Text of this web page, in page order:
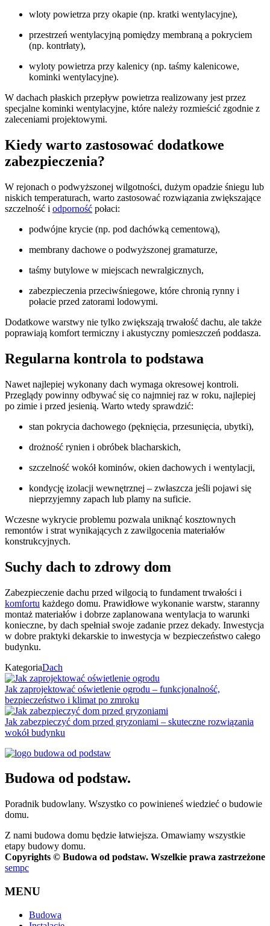
wloty powietrza przy okapie (np. kratki wentylacyjne),
przestrzeń wentylacyjną pomiędzy membraną a pokryciem
(np. kontrłaty),
wyloty powietrza przy kalenicy (np. taśmy kalenicowe,
kominki wentylacyjne).
W dachach płaskich przepływ powietrza realizowany jest przez
specjalne kominki wentylacyjne, które należy rozmieścić zgodnie z
zaleceniami projektowymi.
Kiedy warto zastosować dodatkowe
zabezpieczenia?
W rejonach o podwyższonej wilgotności, dużym opadzie śniegu lub
niskich temperaturach, warto zastosować rozwiązania zwiększające
szczelność i odporność połaci:
podwójne krycie (np. pod dachówką cementową),
membrany dachowe o podwyższonej gramaturze,
taśmy butylowe w miejscach newralgicznych,
zabezpieczenia przeciwśniegowe, które chronią rynny i
połacie przed zatorami lodowymi.
Dodatkowe warstwy nie tylko zwiększają trwałość dachu, ale także
poprawiają komfort termiczny i akustyczny pomieszczeń poddasza.
Regularna kontrola to podstawa
Nawet najlepiej wykonany dach wymaga okresowej kontroli.
Przeglądy powinny odbywać się co najmniej raz w roku, najlepiej
po zimie i przed jesienią. Warto wtedy sprawdzić:
stan pokrycia dachowego (pęknięcia, przesunięcia, ubytki),
drożność rynien i obróbek blacharskich,
szczelność wokół kominów, okien dachowych i wentylacji,
kondycję izolacji wewnętrznej – zwłaszcza jeśli pojawi się
nieprzyjemny zapach lub plamy na suficie.
Wczesne wykrycie problemu pozwala uniknąć kosztownych
remontów i strat wynikających z zawilgocenia materiałów
konstrukcyjnych.
Suchy dach to zdrowy dom
Zabezpieczenie dachu przed wilgocią to fundament trwałości i
komfortu każdego domu. Prawidłowe wykonanie warstw, staranny
montaż materiałów i dobrze zaplanowana wentylacja to warunki
konieczne, by dach spełniał swoje zadanie przez dekady. Inwestycja
w dobre praktyki dekarskie to inwestycja w bezpieczeństwo całego
budynku.
KategoriaDach
Jak zaprojektować oświetlenie ogrodu – funkcjonalność,
bezpieczeństwo i klimat po zmroku
Jak zabezpieczyć dom przed gryzoniami – skuteczne rozwiązania
wokół budynku
Budowa od podstaw.
Poradnik budowlany. Wszystko co powinieneś wiedzieć o budowie
domu.
Z nami budowa domu będzie łatwiejsza. Omawiamy wszystkie
etapy budowy domu.
Copyrights © Budowa od podstaw. Wszelkie prawa zastrzeżone
sempc
MENU
Budowa